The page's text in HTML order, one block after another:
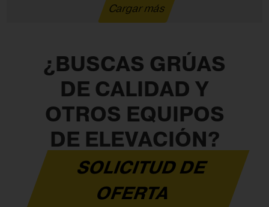
Cargar más
¿BUSCAS GRÚAS
DE CALIDAD Y
OTROS EQUIPOS
DE ELEVACIÓN?
SOLICITUD DE
OFERTA